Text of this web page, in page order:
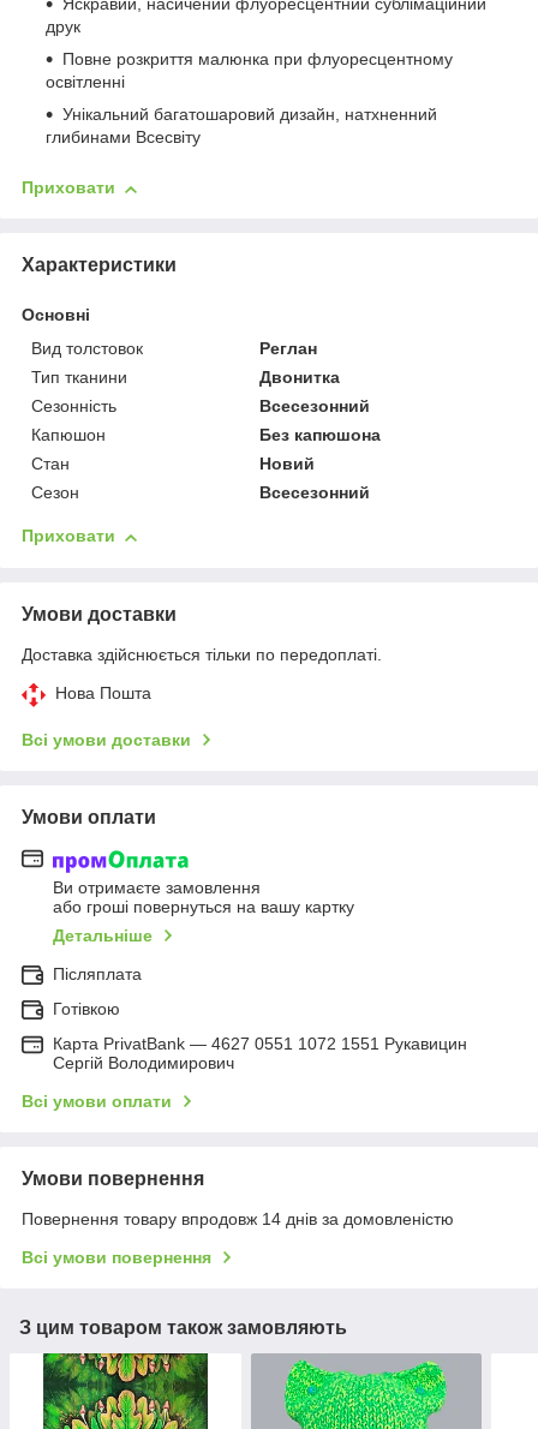
Яскравий, насичений флуоресцентний сублімаційний
друк
Повне розкриття малюнка при флуоресцентному
освітленні
Унікальний багатошаровий дизайн, натхненний
глибинами Всесвіту
Приховати
Характеристики
Основні
Вид толстовок
Реглан
Тип тканини
Двонитка
Сезонність
Всесезонний
Капюшон
Без капюшона
Стан
Новий
Сезон
Всесезонний
Приховати
Умови доставки
Доставка здійснюється тільки по передоплаті.
Нова Пошта
Всі умови доставки
Умови оплати
Ви отримаєте замовлення
або гроші повернуться на вашу картку
Детальніше
Післяплата
Готівкою
Карта PrivatBank — 4627 0551 1072 1551 Рукавицин
Сергій Володимирович
Всі умови оплати
Умови повернення
Повернення товару впродовж 14 днів за домовленістю
Всі умови повернення
З цим товаром також замовляють